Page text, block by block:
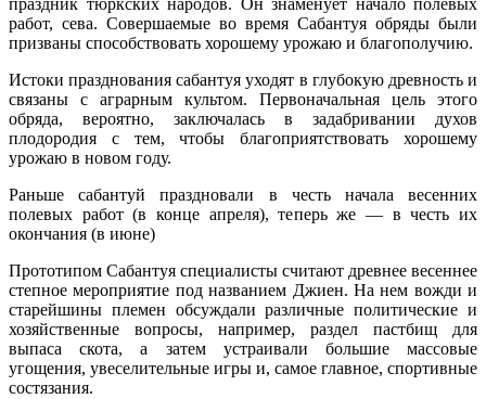
праздник тюркских народов. Он знаменует начало полевых
работ, сева. Совершаемые во время Сабантуя обряды были
призваны способствовать хорошему урожаю и благополучию.
Истоки празднования сабантуя уходят в глубокую древность и
связаны с аграрным культом. Первоначальная цель этого
обряда, вероятно, заключалась в задабривании духов
плодородия с тем, чтобы благоприятствовать хорошему
урожаю в новом году.
Раньше сабантуй праздновали в честь начала весенних
полевых работ (в конце апреля), теперь же — в честь их
окончания (в июне)
Прототипом Сабантуя специалисты считают древнее весеннее
степное мероприятие под названием Джиен. На нем вожди и
старейшины племен обсуждали различные политические и
хозяйственные вопросы, например, раздел пастбищ для
выпаса скота, а затем устраивали большие массовые
угощения, увеселительные игры и, самое главное, спортивные
состязания.